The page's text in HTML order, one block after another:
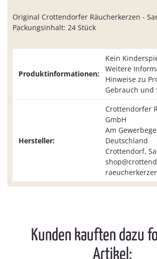
Original Crottendorfer Räucherkerzen -
Packungsinhalt: 24 Stück
Produktinformationen:
Kein
Weitere
Hinweise zu
Gebrauch und
Hersteller:
Crottendorfer
GmbH
Am
Deutschland
Crottendorf,
Kunden kauften dazu
Artikel: